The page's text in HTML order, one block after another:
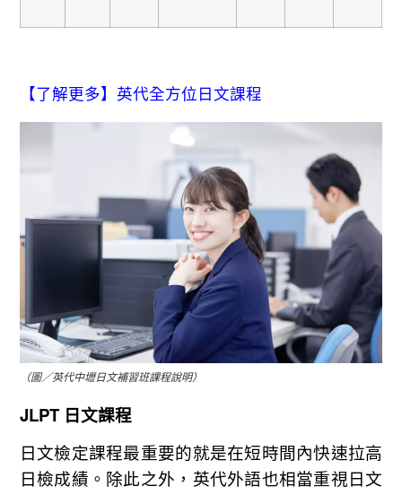
【了解更多】英代全方位日文課程
（圖／英代中壢日文補習班課程說明）
JLPT 日文課程
日文檢定課程最重要的就是在短時間內快速拉高
日檢成績。除此之外，英代外語也相當重視日文